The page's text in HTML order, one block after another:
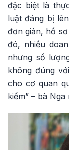
đặc biệt là
luật đáng bị
đơn giản, hồ
đó, nhiều
nhưng số
không đúng
cho cơ quan
kiểm” – bà Nga